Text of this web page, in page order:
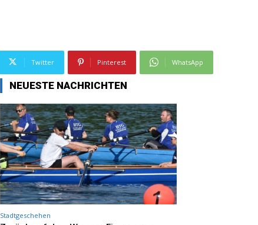
Twitter Pinterest WhatsApp
NEUESTE NACHRICHTEN
Stadtgeschehen